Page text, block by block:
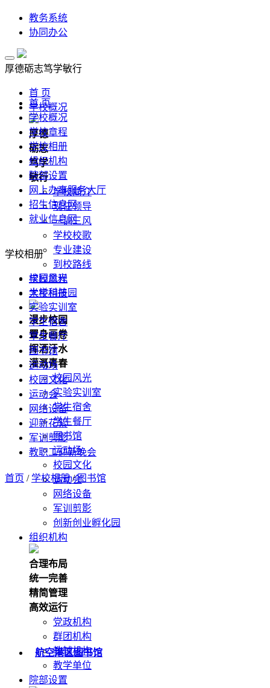
教务系统
协同办公
厚德砺志笃学敏行
首 页
学校概况
厚德
砺志
笃学
敏行
学校简介
现任领导
一训三风
学校校歌
专业建设
到校路线
学校章程
学校相册
漫步校园
置身画卷
挥洒汗水
灌溉青春
校园风光
实验实训室
学生宿舍
学生餐厅
图书馆
运动场
校园文化
运动会
网络设备
军训剪影
创新创业孵化园
组织机构
合理布局
统一完善
精简管理
高效运行
党政机构
群团机构
教辅机构
教学单位
院部设置
首 页
学校概况
学校章程
学校相册
组织机构
院部设置
网上办事服务大厅
招生信息网
就业信息网
学校相册
校园风光
大学科技园
实验实训室
学生宿舍
学生餐厅
图书馆
运动场
校园文化
运动会
网络设备
迎新花絮
军训剪影
教职工迎新晚会
首页 / 学校相册/图书馆
航空港区图书馆